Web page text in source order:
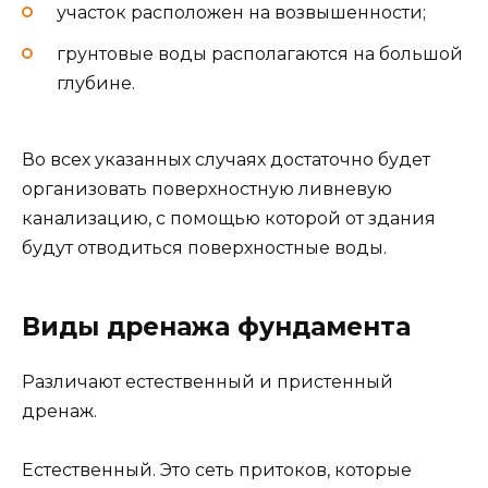
участок расположен на возвышенности;
грунтовые воды располагаются на большой
глубине.
Во всех указанных случаях достаточно будет
организовать поверхностную ливневую
канализацию, с помощью которой от здания
будут отводиться поверхностные воды.
Виды дренажа фундамента
Различают естественный и пристенный
дренаж.
Естественный. Это сеть притоков, которые